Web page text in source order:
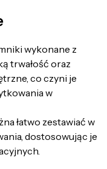
wykonane z
trwałość oraz
co czyni je
w
łatwo zestawiać w
dostosowując je